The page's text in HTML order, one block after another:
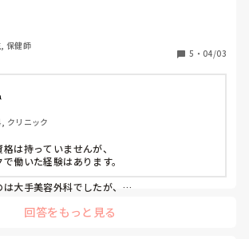
に迷いが生じてきました。
興味がありましたが、
され諦めていました。
いなと考え始めました。
も考えた時に、戦略的にどのように選んで
助言をいただきたいです。
保健師
5 ・ 04/03
クリニック
は持っていませんが、
働いた経験はあります。
大手美容外科でしたが、
回答をもっと見る